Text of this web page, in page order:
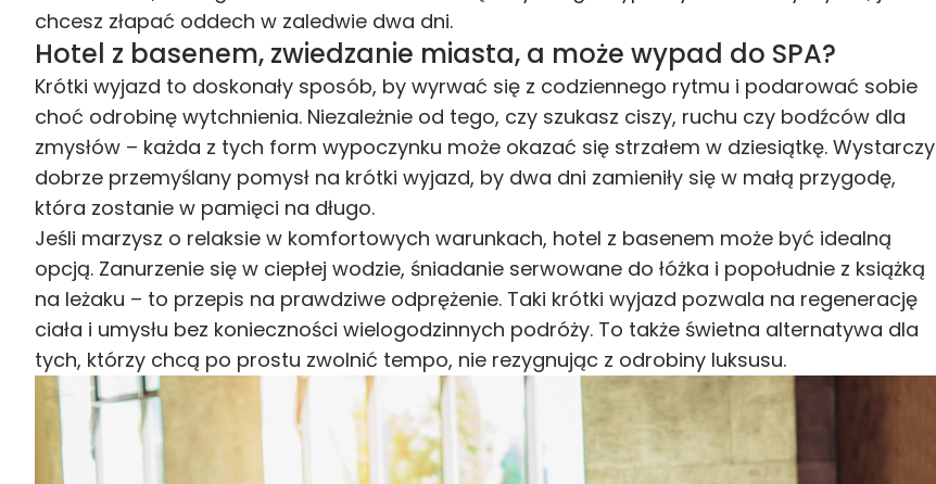
chcesz złapać oddech w zaledwie dwa dni.
Hotel z basenem, zwiedzanie miasta, a może wypad do SPA?
Krótki wyjazd to doskonały sposób, by wyrwać się z codziennego rytmu i podarować sobie
choć odrobinę wytchnienia. Niezależnie od tego, czy szukasz ciszy, ruchu czy bodźców dla
zmysłów – każda z tych form wypoczynku może okazać się strzałem w dziesiątkę. Wystarczy
dobrze przemyślany pomysł na krótki wyjazd, by dwa dni zamieniły się w małą przygodę,
która zostanie w pamięci na długo.
Jeśli marzysz o relaksie w komfortowych warunkach, hotel z basenem może być idealną
opcją. Zanurzenie się w ciepłej wodzie, śniadanie serwowane do łóżka i popołudnie z książką
na leżaku – to przepis na prawdziwe odprężenie. Taki krótki wyjazd pozwala na regenerację
ciała i umysłu bez konieczności wielogodzinnych podróży. To także świetna alternatywa dla
tych, którzy chcą po prostu zwolnić tempo, nie rezygnując z odrobiny luksusu.